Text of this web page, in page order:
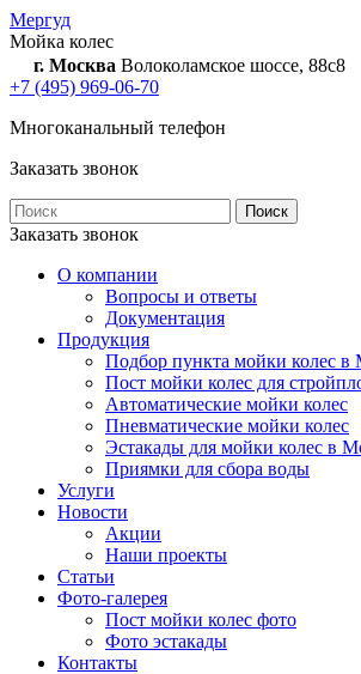
Мергуд
Мойка колес
г. Москва Волоколамское шоссе, 88с8
+7 (495) 969-06-70
Многоканальный телефон
Заказать звонок
Заказать звонок
О компании
Вопросы и ответы
Документация
Продукция
Подбор пункта мойки колес в
Пост мойки колес для
Автоматические мойки колес
Пневматические мойки колес
Эстакады для мойки колес в
Приямки для сбора воды
Услуги
Новости
Акции
Наши проекты
Статьи
Фото-галерея
Пост мойки колес фото
Фото эстакады
Контакты